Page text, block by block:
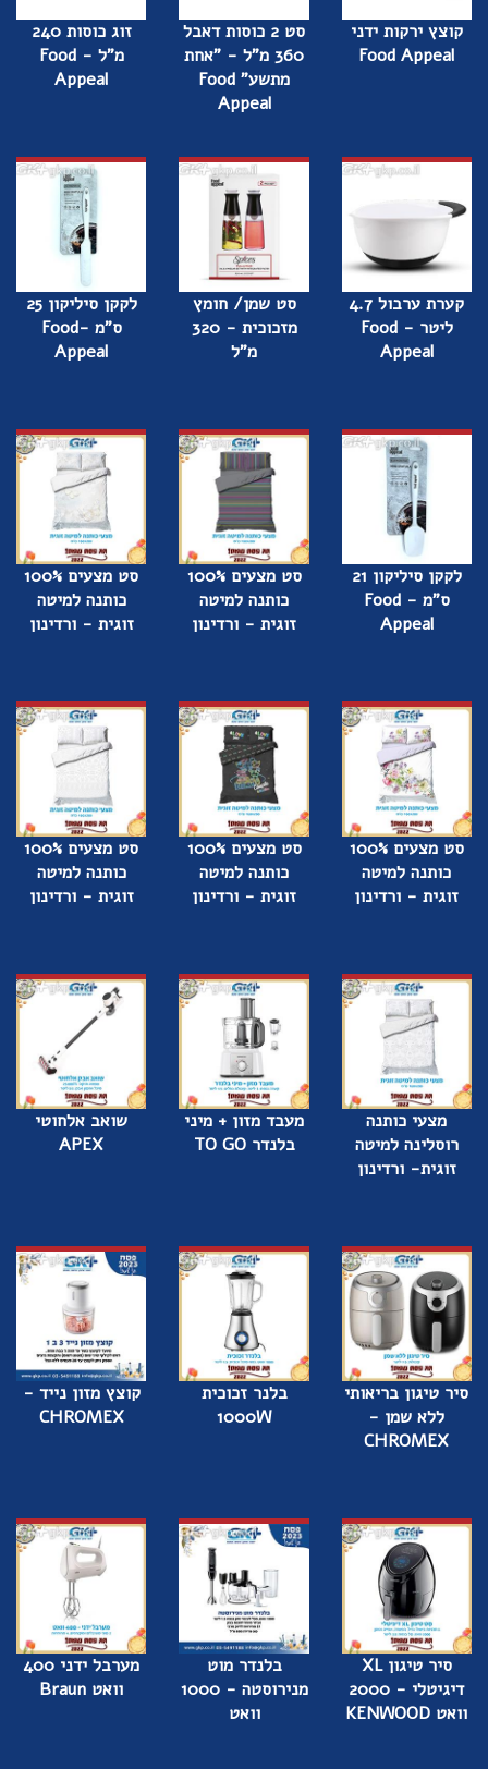
קוצץ ירקות ידני
Food Appeal
סט 2 כוסות דאבל
360 מ"ל - "אחת
מתשע" Food
Appeal
זוג כוסות 240
מ"ל - Food
Appeal
קערת ערבול 4.7
ליטר - Food
Appeal
סט שמן/ חומץ
מזכוכית - 320
מ"ל
לקקן סיליקון 25
ס"מ -Food
Appeal
לקקן סיליקון 21
ס"מ - Food
Appeal
סט מצעים 100%
כותנה למיטה
זוגית - ורדינון
סט מצעים 100%
כותנה למיטה
זוגית - ורדינון
סט מצעים 100%
כותנה למיטה
זוגית - ורדינון
סט מצעים 100%
כותנה למיטה
זוגית - ורדינון
סט מצעים 100%
כותנה למיטה
זוגית - ורדינון
מצעי כותנה
רוסלינה למיטה
זוגית- ורדינון
מעבד מזון + מיני
בלנדר TO GO
שואב אלחוטי
APEX
סיר טיגון בריאותי
ללא שמן -
CHROMEX
בלנר זכוכית
1000W
קוצץ מזון נייד -
CHROMEX
סיר טיגון XL
דיגיטלי - 2000
וואט KENWOOD
בלנדר מוט
מנירוסטה - 1000
וואט
מערבל ידני 400
וואט Braun